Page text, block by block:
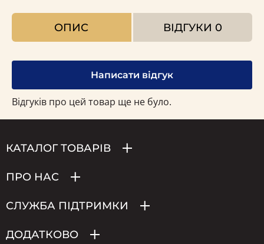
ОПИС ВІДГУКИ 0
Написати відгук
Відгуків про цей товар ще не було.
КАТАЛОГ ТОВАРІВ
ПРО НАС
СЛУЖБА ПІДТРИМКИ
ДОДАТКОВО